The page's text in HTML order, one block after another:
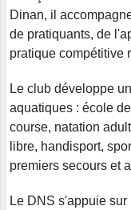
Dinan, il
de pratiquants, de
pratique compétitive
Le club développe
aquatiques : école
course, natation
libre, handisport,
premiers secours et
Le DNS s'appuie